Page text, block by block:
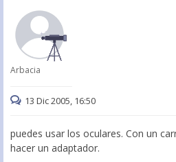
Arbacia
13 Dic 2005, 16:50
puedes usar los oculares. Con un
hacer un adaptador.